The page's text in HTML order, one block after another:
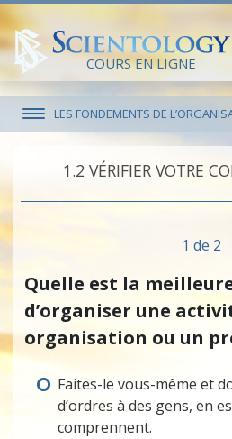
COURS EN LIGNE
LES FONDEMENTS DE
1.‎2 VÉRIFIER VOTRE
1 de 2
Quelle est la
d’organiser une
organisation ou un
Faites-le vous-même et
d’ordres à des gens, en
comprennent.